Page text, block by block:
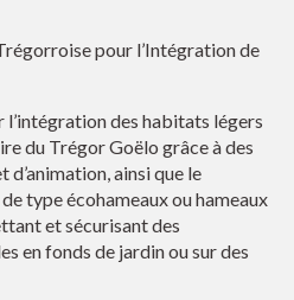
pour l’Intégration de
des habitats légers
du Trégor Goëlo grâce à des
ainsi que le
de type écohameaux ou hameaux
et sécurisant des
en fonds de jardin ou sur des